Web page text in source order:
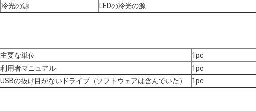
冷光の源 LEDの冷光の源
主要な単位
1pc
利用者マニュアル
1pc
USBの抜け目がないドライブ（ソフトウェアは含んでいた） 1pc